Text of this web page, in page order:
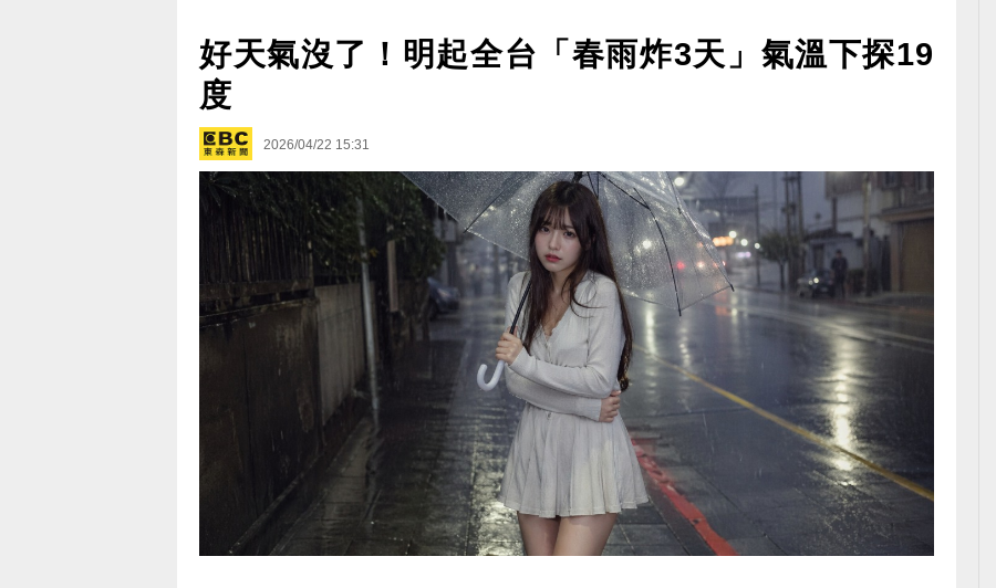
好天氣沒了！明起全台「春雨炸3天」氣溫下探19
度
2026/04/22 15:31